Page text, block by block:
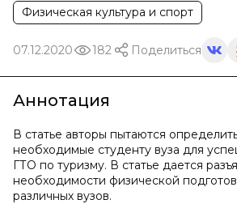
Физическая культура и спорт
07.12.2020 182 Поделиться
Аннотация
В статье авторы пытаются
необходимые студенту вуза для
ГТО по туризму. В статье дается
необходимости физической
различных вузов.